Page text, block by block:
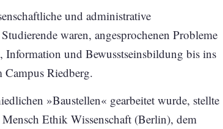
und administrative
waren, angesprochenen Probleme
und Bewusstseinsbildung bis ins
Riedberg.
»Baustellen« gearbeitet wurde, stellte
Ethik Wissenschaft (Berlin), dem